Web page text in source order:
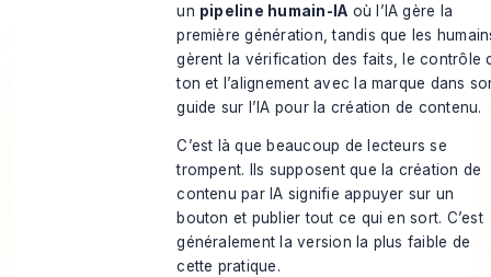
un pipeline humain-IA où l’IA gère la
première génération, tandis que les
gèrent la vérification des faits, le contrôle
ton et l’alignement avec la marque dans
guide sur l’IA pour la création de contenu.
C’est là que beaucoup de lecteurs se
trompent. Ils supposent que la création de
contenu par IA signifie appuyer sur un
bouton et publier tout ce qui en sort. C’est
généralement la version la plus faible de
cette pratique.